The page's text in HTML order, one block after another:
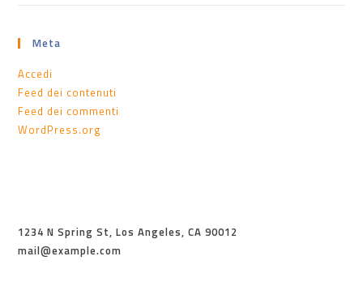
Meta
Accedi
Feed dei contenuti
Feed dei commenti
WordPress.org
1234 N Spring St, Los Angeles, CA 90012
mail@example.com